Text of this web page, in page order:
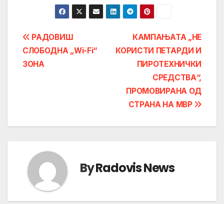
Post
navigation
КАМПАЊАТА „НЕ
КОРИСТИ ПЕТАРДИ И
ПИРОТЕХНИЧКИ
СРЕДСТВА“,
ПРОМОВИРАНА ОД
СТРАНА НА МВР
РАДОВИШ
СЛОБОДНА „Wi-Fi“
ЗОНА
ByRadovis News